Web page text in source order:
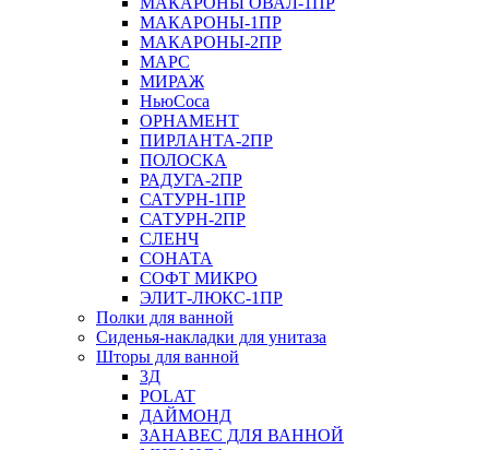
МАКАРОНЫ-1ПР
МАКАРОНЫ-2ПР
МАРС
МИРАЖ
НьюСоса
ОРНАМЕНТ
ПИРЛАНТА-2ПР
ПОЛОСКА
РАДУГА-2ПР
САТУРН-1ПР
САТУРН-2ПР
СЛЕНЧ
СОНАТА
СОФТ МИКРО
ЭЛИТ-ЛЮКС-1ПР
Полки для ванной
Сиденья-накладки для унитаза
Шторы для ванной
3Д
POLAT
ДАЙМОНД
ЗАНАВЕС ДЛЯ ВАННОЙ